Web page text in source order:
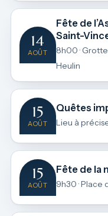
14
AOÛT
Fête de
Saint-
8h00 ·
Heulin
15
AOÛT
Quêtes
Lieu à
15
AOÛT
Fête de la
9h30 · Place